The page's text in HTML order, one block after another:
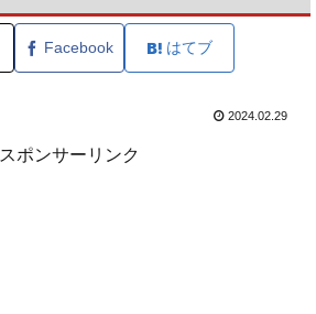
Facebook はてブ
2024.02.29
スポンサーリンク